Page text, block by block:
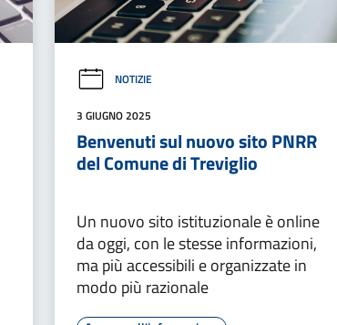
NOTIZIE
3 GIUGNO 2025
Benvenuti sul nuovo sito PNRR
del Comune di Treviglio
Un nuovo sito istituzionale è online
da oggi, con le stesse informazioni,
ma più accessibili e organizzate in
modo più razionale